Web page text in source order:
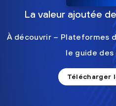
La valeur ajoutée
À découvrir – Plateformes
le guide
Télécharger